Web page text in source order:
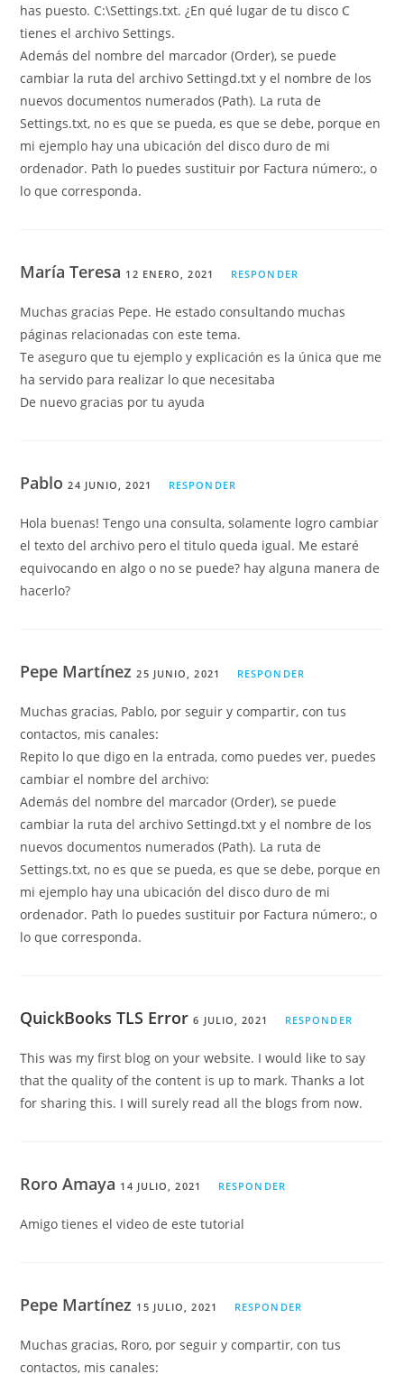
has puesto. C:\Settings.txt. ¿En qué lugar de tu disco C
tienes el archivo Settings.
Además del nombre del marcador (Order), se puede
cambiar la ruta del archivo Settingd.txt y el nombre de los
nuevos documentos numerados (Path). La ruta de
Settings.txt, no es que se pueda, es que se debe, porque en
mi ejemplo hay una ubicación del disco duro de mi
ordenador. Path lo puedes sustituir por Factura número:, o
lo que corresponda.
María Teresa 12 ENERO, 2021 RESPONDER
Muchas gracias Pepe. He estado consultando muchas
páginas relacionadas con este tema.
Te aseguro que tu ejemplo y explicación es la única que me
ha servido para realizar lo que necesitaba
De nuevo gracias por tu ayuda
Pablo24 JUNIO, 2021 RESPONDER
Hola buenas! Tengo una consulta, solamente logro cambiar
el texto del archivo pero el titulo queda igual. Me estaré
equivocando en algo o no se puede? hay alguna manera de
hacerlo?
Pepe Martínez25 JUNIO, 2021 RESPONDER
Muchas gracias, Pablo, por seguir y compartir, con tus
contactos, mis canales:
Repito lo que digo en la entrada, como puedes ver, puedes
cambiar el nombre del archivo:
Además del nombre del marcador (Order), se puede
cambiar la ruta del archivo Settingd.txt y el nombre de los
nuevos documentos numerados (Path). La ruta de
Settings.txt, no es que se pueda, es que se debe, porque en
mi ejemplo hay una ubicación del disco duro de mi
ordenador. Path lo puedes sustituir por Factura número:, o
lo que corresponda.
QuickBooks TLS Error 6 JULIO, 2021 RESPONDER
This was my first blog on your website. I would like to say
that the quality of the content is up to mark. Thanks a lot
for sharing this. I will surely read all the blogs from now.
Roro Amaya 14 JULIO, 2021 RESPONDER
Amigo tienes el video de este tutorial
Pepe Martínez 15 JULIO, 2021 RESPONDER
Muchas gracias, Roro, por seguir y compartir, con tus
contactos, mis canales: